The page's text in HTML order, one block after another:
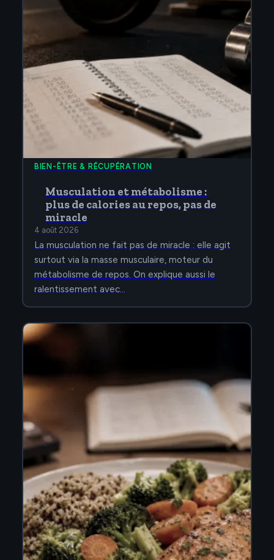
BIEN-ÊTRE & RÉCUPÉRATION
Musculation et métabolisme :
plus de calories au repos, pas de
miracle
4 août 2026
La musculation ne fait pas de miracle : elle agit
surtout via la masse musculaire, moteur du
métabolisme de repos. On explique aussi le
ralentissement avec…